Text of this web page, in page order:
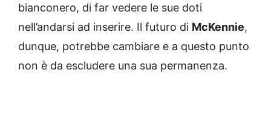
bianconero, di far vedere le sue doti
nell’andarsi ad inserire. Il futuro di McKennie,
dunque, potrebbe cambiare e a questo punto
non è da escludere una sua permanenza.